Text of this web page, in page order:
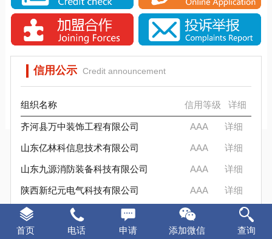
首页 电话 申请 添加微信 查询
实施SCS诚信评估的意义
SCS信标信用评估背景分析
SCS信用评估是否被消费者认可？
信用公示 Credit announcement
组织名称 信用等级 详细
齐河县万中装饰工程有限公司 AAA 详细
山东亿林科信息技术有限公司 AAA 详细
山东九源消防装备科技有限公司 AAA 详细
陕西新纪元电气科技有限公司 AAA 详细
东升军创智能装备（山东）有限公司 AAA 详细